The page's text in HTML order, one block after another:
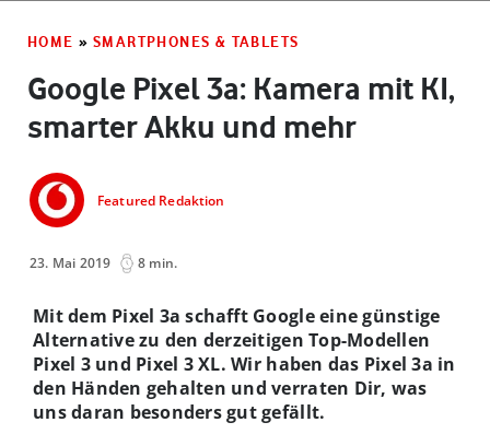
HOME » SMARTPHONES & TABLETS
Google Pixel 3a: Kamera mit KI,
smarter Akku und mehr
Featured Redaktion
23. Mai 2019 8 min.
Mit dem Pixel 3a schafft Google eine günstige
Alternative zu den derzeitigen Top-Modellen
Pixel 3 und Pixel 3 XL. Wir haben das Pixel 3a in
den Händen gehalten und verraten Dir, was
uns daran besonders gut gefällt.